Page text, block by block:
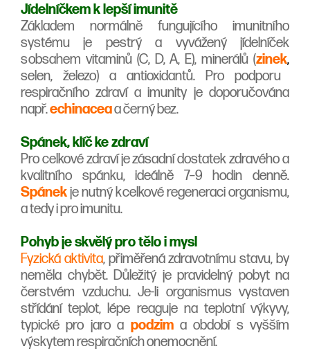
Jídelníčkem k lepší imunitě
Základem normálně fungujícího imunitního
systému je pestrý a vyvážený jídelníček
s obsahem vitaminů (C, D, A, E), minerálů (zinek,
selen, železo) a antioxidantů. Pro podporu
respiračního zdraví a imunity je doporučována
např.echinaceaa černý bez.
Spánek, klíč ke zdraví
Pro celkové zdraví je zásadní dostatek zdravého a
kvalitního spánku, ideálně 7–9 hodin denně.
Spánekje nutný k celkové regeneraci organismu,
a tedy i pro imunitu.
Pohyb je skvělý pro tělo i mysl
Fyzická aktivita, přiměřená zdravotnímu stavu, by
neměla chybět. Důležitý je pravidelný pobyt na
čerstvém vzduchu. Je-li organismus vystaven
střídání teplot, lépe reaguje na teplotní výkyvy,
typické pro jaro a podzim a období s vyšším
výskytem respiračních onemocnění.